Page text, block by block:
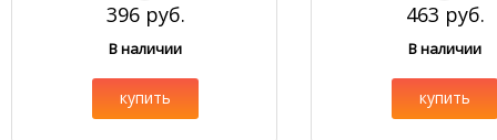
396 руб.
В наличии
купить
463 руб.
В наличии
купить